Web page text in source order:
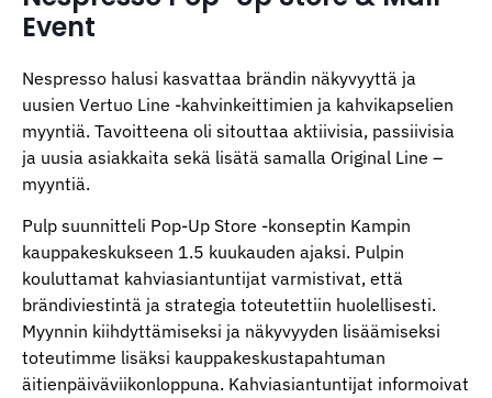
Event
Nespresso halusi kasvattaa brändin näkyvyyttä ja
uusien Vertuo Line -kahvinkeittimien ja kahvikapselien
myyntiä. Tavoitteena oli sitouttaa aktiivisia, passiivisia
ja uusia asiakkaita sekä lisätä samalla Original Line –
myyntiä.
Pulp suunnitteli Pop-Up Store -konseptin Kampin
kauppakeskukseen 1.5 kuukauden ajaksi. Pulpin
kouluttamat kahviasiantuntijat varmistivat, että
brändiviestintä ja strategia toteutettiin huolellisesti.
Myynnin kiihdyttämiseksi ja näkyvyyden lisäämiseksi
toteutimme lisäksi kauppakeskustapahtuman
äitienpäiväviikonloppuna. Kahviasiantuntijat informoivat